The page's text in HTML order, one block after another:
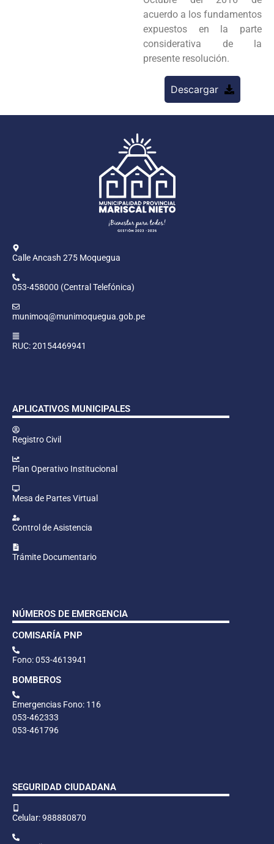
acuerdo a los fundamentos
expuestos en la parte
considerativa de la
presente resolución.
Descargar
Calle Ancash 275 Moquegua
053-458000 (Central Telefónica)
munimoq@munimoquegua.gob.pe
RUC: 20154469941
APLICATIVOS MUNICIPALES
Registro Civil
Plan Operativo Institucional
Mesa de Partes Virtual
Control de Asistencia
Trámite Documentario
NÚMEROS DE EMERGENCIA
COMISARÍA PNP
Fono: 053-4613941
BOMBEROS
Emergencias Fono: 116
053-462333
053-461796
SEGURIDAD CIUDADANA
Celular: 988880870